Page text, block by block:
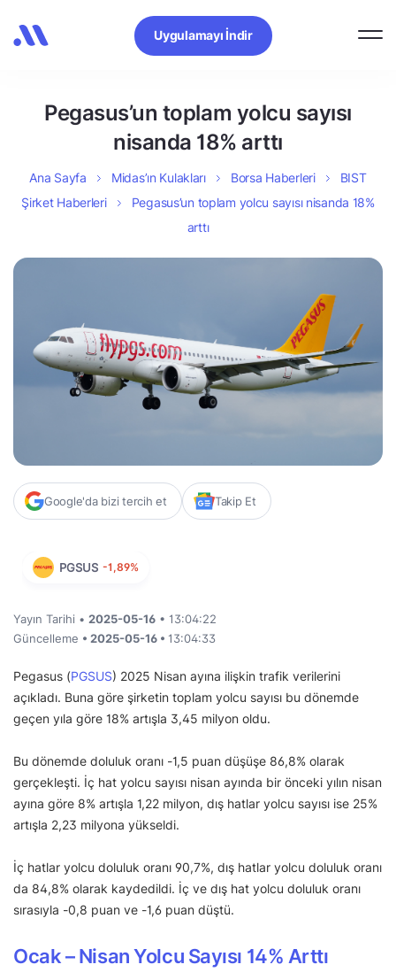
Uygulamayı İndir
Pegasus’un toplam yolcu sayısı
nisanda 18% arttı
Ana Sayfa Midas’ın Kulakları Borsa Haberleri
BIST
Şirket Haberleri
Pegasus’un toplam yolcu sayısı nisanda 18%
arttı
Google'da bizi tercih et Takip Et
PGSUS -1,89%
Yayın Tarihi • 2025-05-16 • 13:04:22
Güncelleme • 2025-05-16 • 13:04:33
Pegasus (PGSUS) 2025 Nisan ayına ilişkin trafik verilerini
açıkladı. Buna göre şirketin toplam yolcu sayısı bu dönemde
geçen yıla göre 18% artışla 3,45 milyon oldu.
Bu dönemde doluluk oranı -1,5 puan düşüşe 86,8% olarak
gerçekleşti. İç hat yolcu sayısı nisan ayında bir önceki yılın nisan
ayına göre 8% artışla 1,22 milyon, dış hatlar yolcu sayısı ise 25%
artışla 2,23 milyona yükseldi.
İç hatlar yolcu doluluk oranı 90,7%, dış hatlar yolcu doluluk oranı
da 84,8% olarak kaydedildi. İç ve dış hat yolcu doluluk oranı
sırasıyla -0,8 puan ve -1,6 puan düştü.
Ocak – Nisan Yolcu Sayısı 14% Arttı